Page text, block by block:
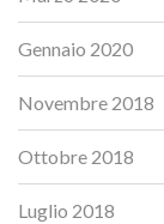
Gennaio 2020
Novembre 2018
Ottobre 2018
Luglio 2018